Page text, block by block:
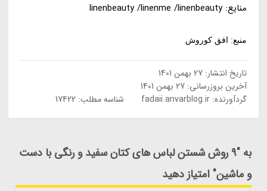
منایع: linenbeauty /linenme /linenbeauty
منبع: افق کوروش
تاریخ انتشار:27 بهمن 1401
آخرین بروزرسانی:27 بهمن 1401
گردآورنده:fadaii.anvarblog.ir شناسه مطلب: 17422
به "9 روش شستن لباس های کتان سفید و رنگی با دست
و ماشین" امتیاز دهید